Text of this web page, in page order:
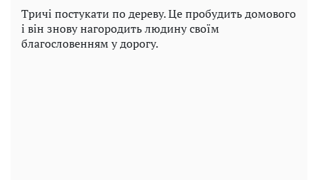
Тричі постукати по дереву. Це пробудить домового
і він знову нагородить людину своїм
благословенням у дорогу.